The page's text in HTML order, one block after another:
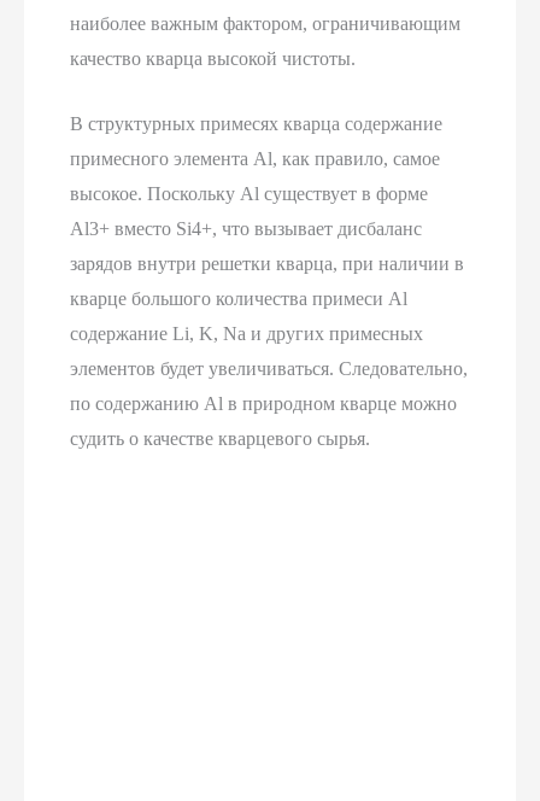
наиболее важным фактором, ограничивающим
качество кварца высокой чистоты.
В структурных примесях кварца содержание
примесного элемента Al, как правило, самое
высокое. Поскольку Al существует в форме
Al3+ вместо Si4+, что вызывает дисбаланс
зарядов внутри решетки кварца, при наличии в
кварце большого количества примеси Al
содержание Li, K, Na и других примесных
элементов будет увеличиваться. Следовательно,
по содержанию Al в природном кварце можно
судить о качестве кварцевого сырья.